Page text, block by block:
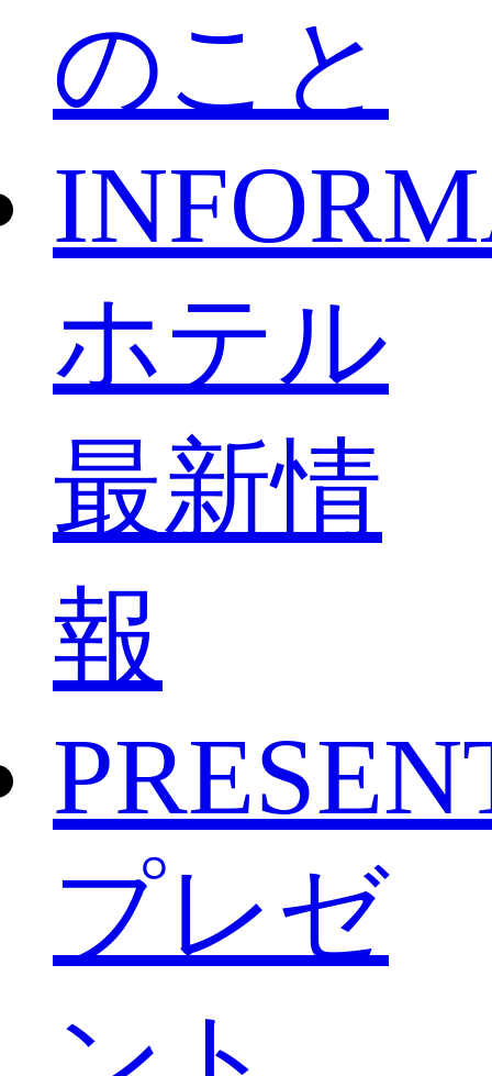
のこと
ホテル
最新情
報
プレゼ